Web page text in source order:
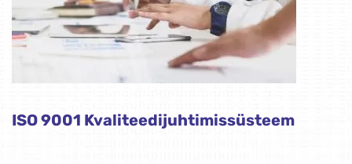
ISO 9001 Kvaliteedijuhtimissüsteem